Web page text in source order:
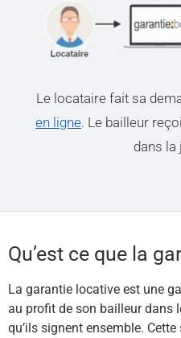
Le locataire fait sa
en ligne. Le bailleur
dans la
Qu’est ce que la
La garantie locative est une
au profit de son bailleur dans
qu’ils signent ensemble.